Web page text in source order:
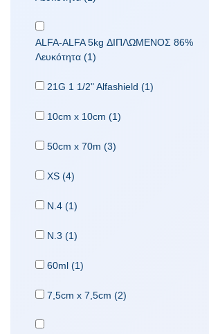
ALFA-ALFA 5kg ΔΙΠΛΩΜΕΝΟΣ 86%
Λευκότητα (1)
21G 1 1/2" Alfashield (1)
10cm x 10cm (1)
50cm x 70m (3)
XS (4)
Ν.4 (1)
Ν.3 (1)
60ml (1)
7,5cm x 7,5cm (2)